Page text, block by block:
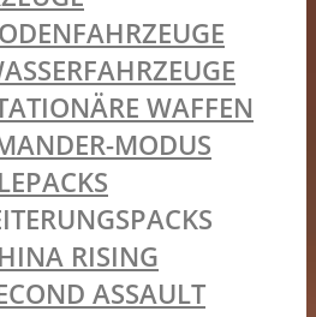
WAFFEN
MODUS
RISING
ASSAULT